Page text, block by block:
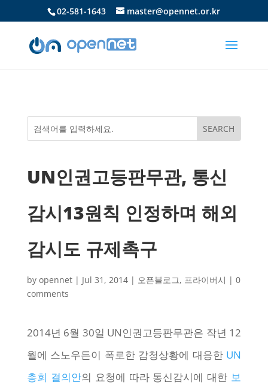
02-581-1643 master@opennet.or.kr
UN인권고등판무관, 통신
감시13원칙 인정하며 해외
감시도 규제촉구
by opennet| Jul 31, 2014| 오픈블로그, 프라이버시 | 0
comments
2014년 6월 30일 UN인권고등판무관은 작년 12
월에 스노우든이 폭로한 감청상황에 대응한 UN
총회 결의안의 요청에 따라 통신감시에 대한 보